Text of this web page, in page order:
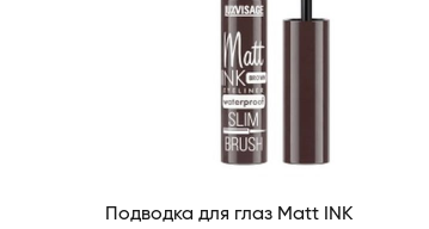
Подводка для глаз Matt INK